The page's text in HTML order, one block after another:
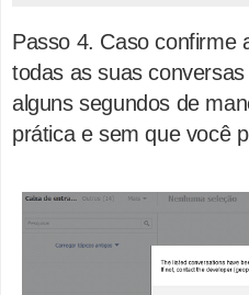
Passo 4. Caso confirme
todas as suas
alguns segundos de
prática e sem que você